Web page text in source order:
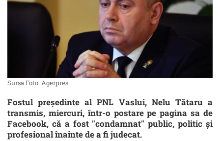
Sursa Foto: Agerpres
Fostul preşedinte al PNL Vaslui, Nelu Tătaru a
transmis, miercuri, într-o postare pe pagina sa de
Facebook, că a fost "condamnat" public, politic şi
profesional înainte de a fi judecat.